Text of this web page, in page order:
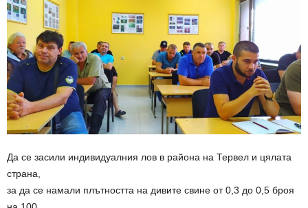
Да се засили индивидуалния лов в района на Тервел и цялата
страна,
за да се намали плътността на дивите свине от 0,3 до 0,5 броя